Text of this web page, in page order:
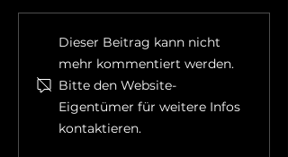
THL 1, VU mit PKW
Dieser Beitrag kann nicht
mehr kommentiert werden.
Bitte den Website-
Eigentümer für weitere Infos
kontaktieren.